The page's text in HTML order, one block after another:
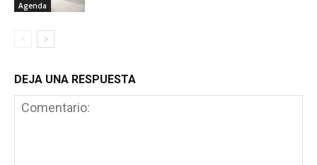
Agenda
DEJA UNA RESPUESTA